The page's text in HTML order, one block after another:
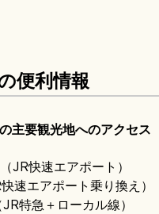
便利情報
主要観光地へのアクセス
快速エアポート）
速エアポート乗り換え）
特急＋ローカル線）